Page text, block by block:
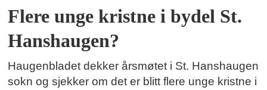
Flere unge kristne i bydel St.
Hanshaugen?
Haugenbladet dekker årsmøtet i St. Hanshaugen
sokn og sjekker om det er blitt flere unge kristne i